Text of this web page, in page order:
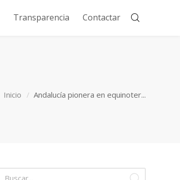
Transparencia Contactar
Inicio Andalucía pionera en equinoter...